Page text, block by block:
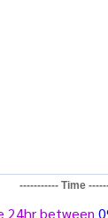
----------- Time
24hr between